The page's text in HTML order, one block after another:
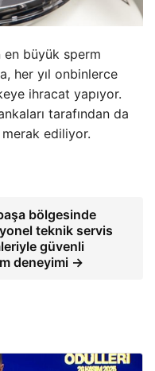
en büyük sperm
her yıl onbinlerce
ihracat yapıyor.
tarafından da
ediliyor.
bölgesinde
teknik servis
güvenli
deneyimi →